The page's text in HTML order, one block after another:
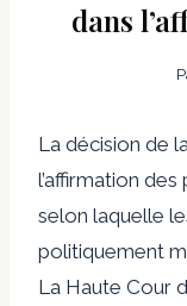
dans
La décision de
l’affirmation des
selon laquelle
politiquement
La Haute Cour